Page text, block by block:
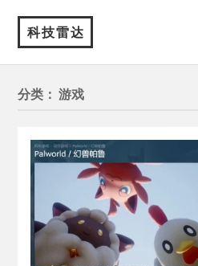
科技雷达
分类：游戏